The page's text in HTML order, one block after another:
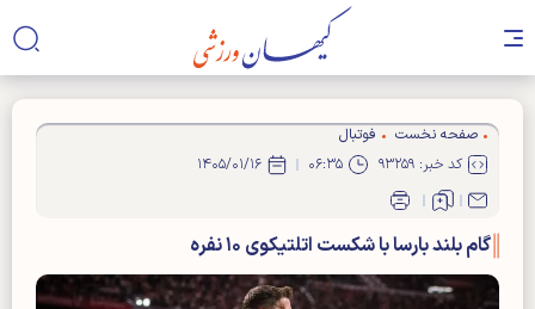
صفحه نخست
فوتبال
کد خبر: ۹۳۲۵۹
۰۶:۳۵ ۱۴۰۵/۰۱/۱۶
گام بلند بارسا با شکست اتلتیکوی ۱۰ نفره